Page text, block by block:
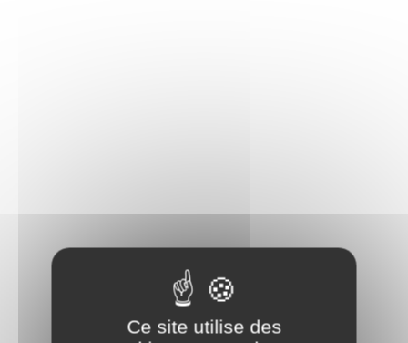
Ce site utilise des